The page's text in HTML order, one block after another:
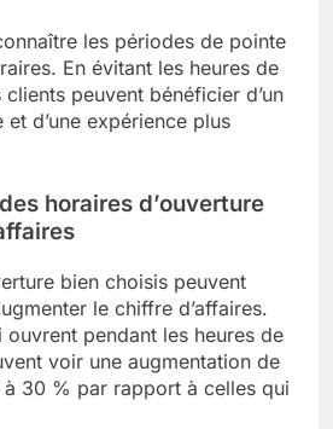
les périodes de pointe
En évitant les heures de
peuvent bénéficier d’un
d’une expérience plus
horaires d’ouverture
bien choisis peuvent
le chiffre d’affaires.
ouvrent pendant les heures de
voir une augmentation de
30 % par rapport à celles qui